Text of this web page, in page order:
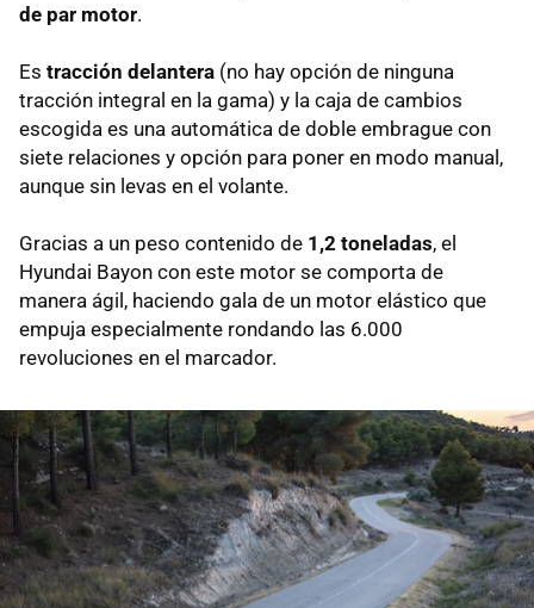
de par motor.
Es tracción delantera (no hay opción de ninguna
tracción integral en la gama) y la caja de cambios
escogida es una automática de doble embrague con
siete relaciones y opción para poner en modo manual,
aunque sin levas en el volante.
Gracias a un peso contenido de 1,2 toneladas, el
Hyundai Bayon con este motor se comporta de
manera ágil, haciendo gala de un motor elástico que
empuja especialmente rondando las 6.000
revoluciones en el marcador.